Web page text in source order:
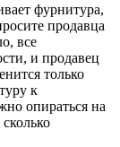
фурнитура,
продавца
все
и продавец
только
к
опираться на